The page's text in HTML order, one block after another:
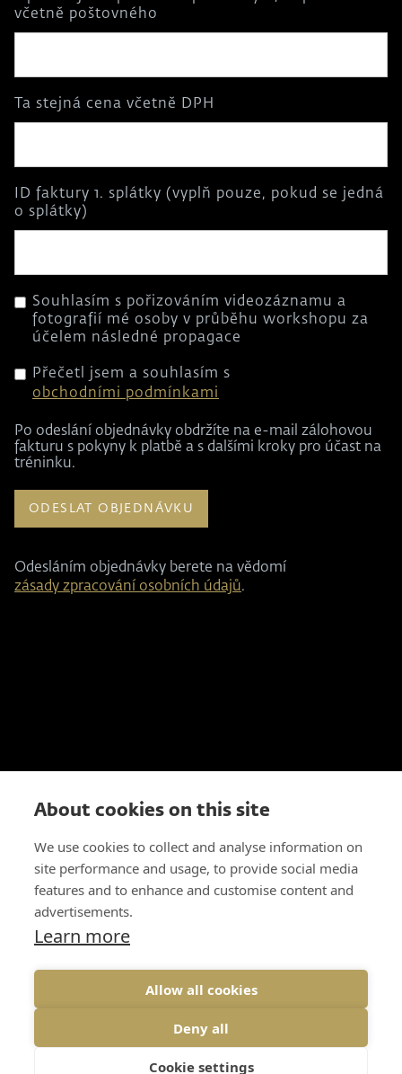
About cookies on this site
We use cookies to collect and analyse information on
site performance and usage, to provide social media
features and to enhance and customise content and
advertisements.
Learn more
Allow all cookies
Deny all
Cookie settings
včetně poštovného
Ta stejná cena včetně DPH
ID faktury 1. splátky (vyplň pouze, pokud se jedná
o splátky)
Souhlasím s pořizováním videozáznamu a
fotografií mé osoby v průběhu workshopu za
účelem následné propagace
Přečetl jsem a souhlasím s
obchodními podmínkami
Po odeslání objednávky obdržíte na e-mail zálohovou
fakturu s pokyny k platbě a s dalšími kroky pro účast na
tréninku.
Odesláním objednávky berete na vědomí
zásady zpracování osobních údajů.